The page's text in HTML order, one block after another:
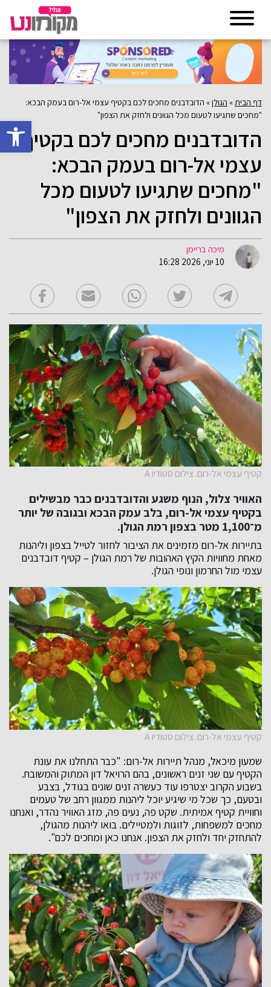
פתח
דף הבית » הגולן» הדובדבנים מחכים לכם בקטיף עצמי אל-רום בעמק הבכא:
"מחכים שתגיעו לטעום מכל הגוונים ולחזק את הצפון"
הדובדבנים מחכים לכם בקטיף
עצמי אל-רום בעמק הבכא:
"מחכים שתגיעו לטעום מכל
הגוונים ולחזק את הצפון"
מיכה בריימן
10 יוני, 2026 16:28
קטיף עצמי אל-רום. צילום סטודיו A
האוויר צלול, הנוף משגע והדובדבנים כבר מבשילים
בקטיף עצמי אל-רום, בלב עמק הבכא ובגובה של יותר
מ־1,100 מטר בצפון רמת הגולן.
בתיירות אל-רום מזמינים את הציבור לחזור לטייל בצפון וליהנות
מאחת מחוויות הקיץ האהובות של רמת הגולן – קטיף דובדבנים
עצמי מול החרמון ונופי הגולן.
קטיף עצמי אל-רום. צילום סטודיו A
שמעון מיכאל, מנהל תיירות אל-רום: "כבר התחלנו את עונת
הקטיף עם שני זנים ראשונים, בהם הרויאל דון המתוק והמשובח.
בשבוע הקרוב יצטרפו עוד כעשרה זנים שונים בגודל, בצבע
ובטעם, כך שכל מי שיגיע יוכל ליהנות ממגוון רחב של טעמים
וחוויית קטיף אמיתית. שקט פה, נעים פה, מזג האוויר נהדר, ואנחנו
מחכים למשפחות, לזוגות ולמטיילים. בואו ליהנות מהגולן,
להתחזק יחד ולחזק את הצפון. אנחנו כאן ומחכים לכם".